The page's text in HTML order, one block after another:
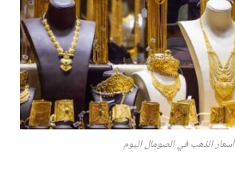
أسعار الذهب في الصومال اليوم